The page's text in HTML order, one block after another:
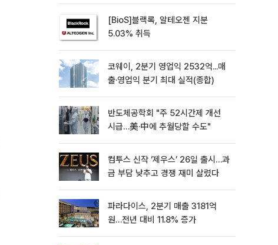
[BioS]블랙록, 알테오젠 지분
5.03% 취득
코웨이, 2분기 영업익 2532억...매
출·영업익 분기 최대 실적(종합)
반도체공학회 "주 52시간제 개선
시급…美·中에 추월당할 수도"
컴투스 신작 ‘제우스’ 26일 출시…과
금 부담 낮추고 경쟁 재미 살렸다
파라다이스, 2분기 매출 3181억
원…전년 대비 11.8% 증가